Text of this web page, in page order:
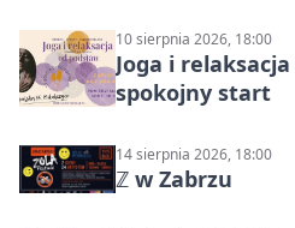
10 sierpnia 2026, 18:00
Joga i
spokojny start
14 sierpnia 2026, 18:00
ℤ w Zabrzu